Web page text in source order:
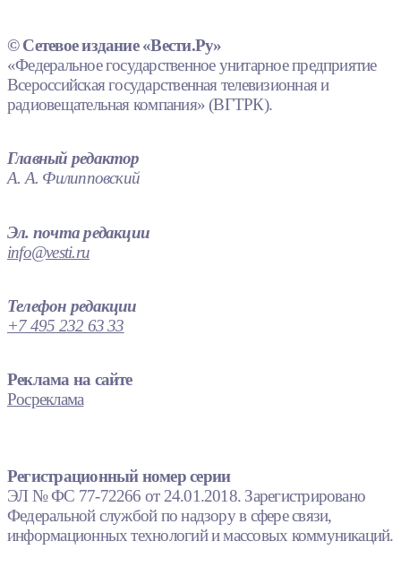
© Сетевое издание «Вести.Ру»
«Федеральное государственное унитарное предприятие
Всероссийская государственная телевизионная и
радиовещательная компания» (ВГТРК).
Главный редактор
А. А. Филипповский
Эл. почта редакции
info@vesti.ru
Телефон редакции
+7 495 232 63 33
Реклама на сайте
Росреклама
Регистрационный номер серии
ЭЛ № ФС 77-72266 от 24.01.2018. Зарегистрировано
Федеральной службой по надзору в сфере связи,
информационных технологий и массовых коммуникаций.